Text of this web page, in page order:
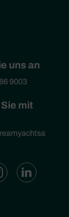
uns an
9003
mit